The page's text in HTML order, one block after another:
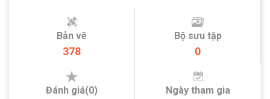
Bản vẽ
378
Bộ sưu tập
0
Đánh giá(0) Ngày tham gia